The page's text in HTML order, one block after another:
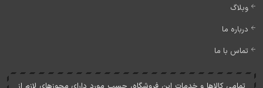
وبلاگ
درباره ما
تماس با ما